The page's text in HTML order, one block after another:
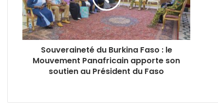
Souveraineté du Burkina Faso : le
Mouvement Panafricain apporte son
soutien au Président du Faso